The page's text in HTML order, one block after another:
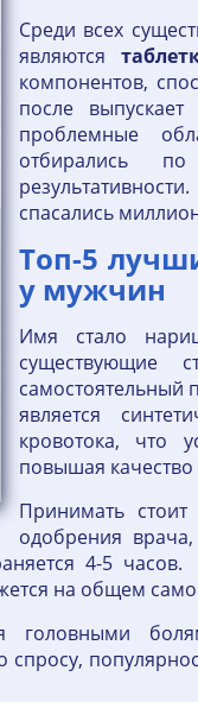
Среди всех
являются
компонентов,
после
проблемные
отбирались
спасались
Топ-5
у мужчин
Имя стало
существующие
самостоятельный
является
кровотока, что
повышая качество
Принимать
одобрения
4-5
на общем
головными
спросу,